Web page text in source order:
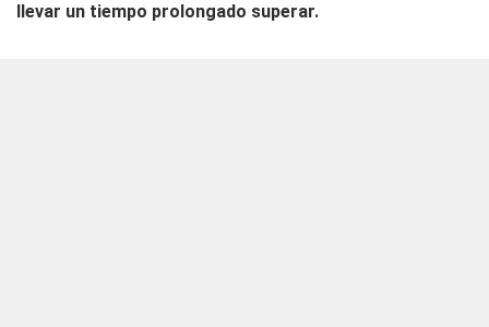
llevar un tiempo prolongado superar.